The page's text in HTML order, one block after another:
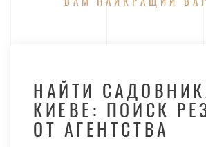
НАЙТИ
КИЕВЕ: ПОИСК
ОТ АГЕНТСТВА